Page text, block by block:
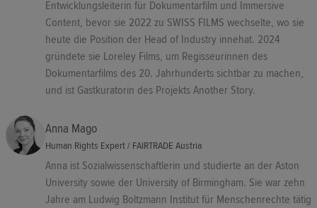
Entwicklungsleiterin für Dokumentarfilm und Immersive
Content, bevor sie 2022 zu SWISS FILMS wechselte, wo sie
heute die Position der Head of Industry innehat. 2024
gründete sie Loreley Films, um Regisseurinnen des
Dokumentarfilms des 20. Jahrhunderts sichtbar zu machen,
und ist Gastkuratorin des Projekts Another Story.
Anna Mago
Human Rights Expert / FAIRTRADE Austria
Anna ist Sozialwissenschaftlerin und studierte an der Aston
University sowie der University of Birmingham. Sie war zehn
Jahre am Ludwig Boltzmann Institut für Menschenrechte tätig